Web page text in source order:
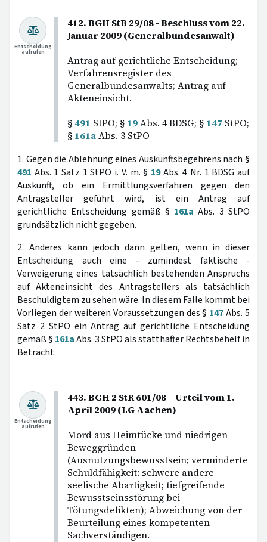
412. BGH StB 29/08 - Beschluss vom 22.
Januar 2009 (Generalbundesanwalt)
Antrag auf gerichtliche Entscheidung;
Verfahrensregister des
Generalbundesanwalts; Antrag auf
Akteneinsicht.
§ 491 StPO; § 19Abs. 4 BDSG; § 147 StPO;
§ 161aAbs. 3 StPO
Entscheidung
aufrufen
1. Gegen die Ablehnung eines Auskunftsbegehrens nach §
491 Abs. 1 Satz 1 StPO i. V. m. § 19Abs. 4 Nr. 1 BDSG auf
Auskunft, ob ein Ermittlungsverfahren gegen den
Antragsteller geführt wird, ist ein Antrag auf
gerichtliche Entscheidung gemäß § 161a Abs. 3 StPO
grundsätzlich nicht gegeben.
2. Anderes kann jedoch dann gelten, wenn in dieser
Entscheidung auch eine - zumindest faktische -
Verweigerung eines tatsächlich bestehenden Anspruchs
auf Akteneinsicht des Antragstellers als tatsächlich
Beschuldigtem zu sehen wäre. In diesem Falle kommt bei
Vorliegen der weiteren Voraussetzungen des § 147Abs. 5
Satz 2 StPO ein Antrag auf gerichtliche Entscheidung
gemäß § 161aAbs. 3 StPO als statthafter Rechtsbehelf in
Betracht.
443. BGH 2 StR 601/08 – Urteil vom 1.
April 2009 (LG Aachen)
Mord aus Heimtücke und niedrigen
Beweggründen
(Ausnutzungsbewusstsein; verminderte
Schuldfähigkeit: schwere andere
seelische Abartigkeit; tiefgreifende
Bewusstseinsstörung bei
Tötungsdelikten); Abweichung von der
Beurteilung eines kompetenten
Sachverständigen.
Entscheidung
aufrufen